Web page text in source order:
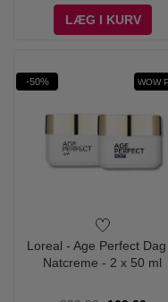
LÆG I KURV
-50% WOW
Loreal - Age Perfect Dag
Natcreme - 2 x 50 ml